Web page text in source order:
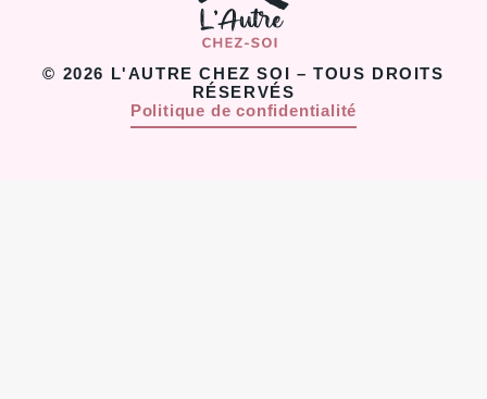
© 2026 L'AUTRE CHEZ SOI – TOUS DROITS
RÉSERVÉS
Politique de confidentialité